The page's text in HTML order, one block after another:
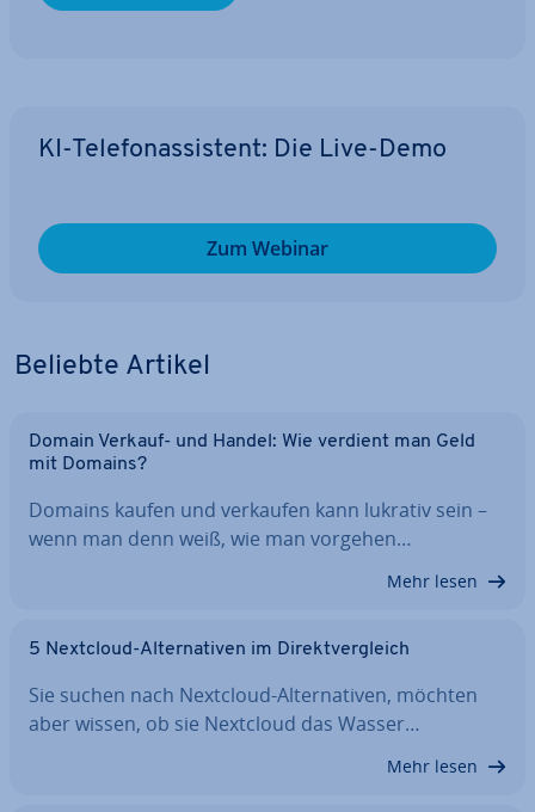
KI-Te­le­fon­as­sis­tent: Die Live-Demo
Zum Webinar
Beliebte Artikel
Domain Verkauf- und Handel: Wie verdient man Geld
mit Domains?
Domains kaufen und verkaufen kann lukrativ sein –
wenn man denn weiß, wie man vorgehen…
Mehr lesen
5 Nextcloud-Al­ter­na­ti­ven im Di­rekt­ver­gleich
Sie suchen nach Nextcloud-Al­ter­na­ti­ven, möchten
aber wissen, ob sie Nextcloud das Wasser…
Mehr lesen